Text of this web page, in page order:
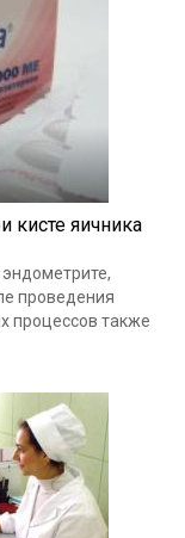
кисте яичника
проведения
процессов также